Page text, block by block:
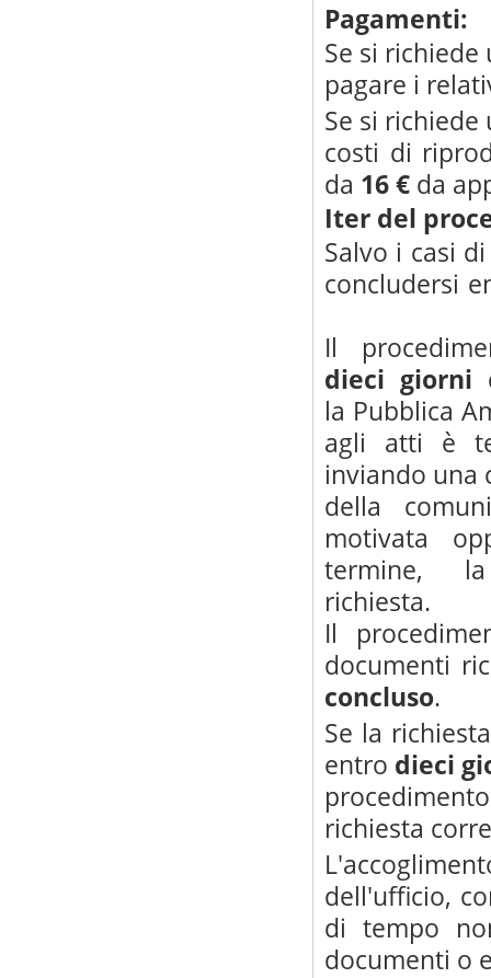
Pagamenti:
Se si
pagare i
Se si
costi di
da 16 € da
Iter del
Salvo i casi
concludersi
Il
dieci giorni
la Pubblica
agli atti è
inviando una
della
motivata
termine,
Il
documenti
concluso.
Se la
entro dieci
richiesta
dell'ufficio,
di tempo
documenti o